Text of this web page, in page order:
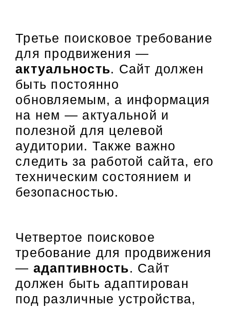
Третье поисковое требование
для продвижения —
актуальность. Сайт должен
быть постоянно
обновляемым, а информация
на нем — актуальной и
полезной для целевой
аудитории. Также важно
следить за работой сайта, его
техническим состоянием и
безопасностью.
Четвертое поисковое
требование для продвижения
— адаптивность. Сайт
должен быть адаптирован
под различные устройства,